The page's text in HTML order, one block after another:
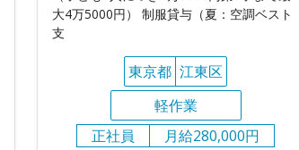
大4万5000円） 制服貸与（夏：空調ベスト
支
東京都 江東区
軽作業
正社員
月給280,000円